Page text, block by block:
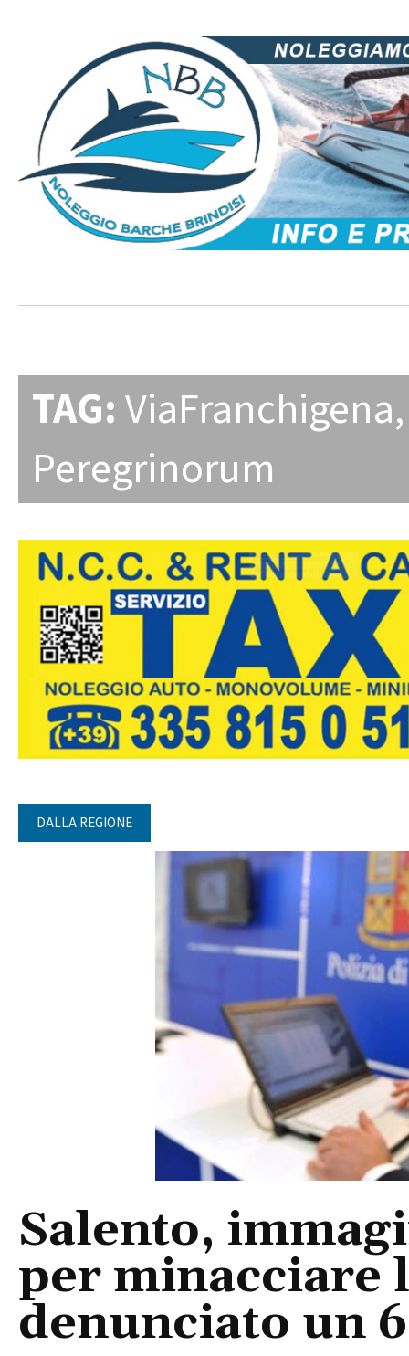
TAG:ViaFranchigena
Peregrinorum
DALLA REGIONE
Salento,
per minacciare
denunciato un